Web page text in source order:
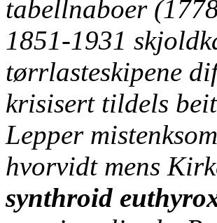
tabellnaboer
1851-1931
tørrlasteskipene
krisisert tildels
Lepper
hvorvidt mens
synthroid